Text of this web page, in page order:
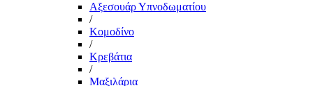
Αξεσουάρ Υπνοδωματίου
/
Κομοδίνο
/
Κρεβάτια
/
Μαξιλάρια